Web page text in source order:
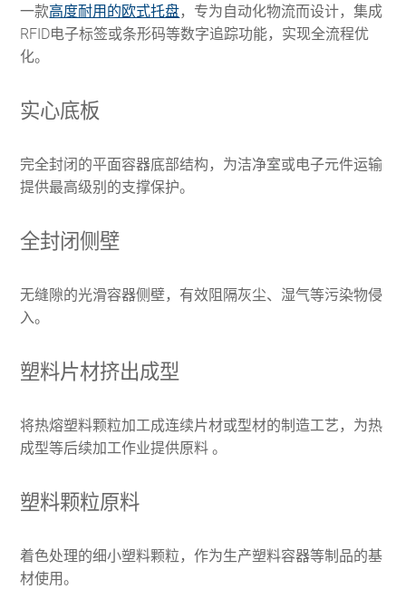
一款高度耐用的欧式托盘，专为自动化物流而设计，集成
RFID电子标签或条形码等数字追踪功能，实现全流程优
化。
实心底板
完全封闭的平面容器底部结构，为洁净室或电子元件运输
提供最高级别的支撑保护。
全封闭侧壁
无缝隙的光滑容器侧壁，有效阻隔灰尘、湿气等污染物侵
入。
塑料片材挤出成型
将热熔塑料颗粒加工成连续片材或型材的制造工艺，为热
成型等后续加工作业提供原料 。
塑料颗粒原料
着色处理的细小塑料颗粒，作为生产塑料容器等制品的基
材使用。